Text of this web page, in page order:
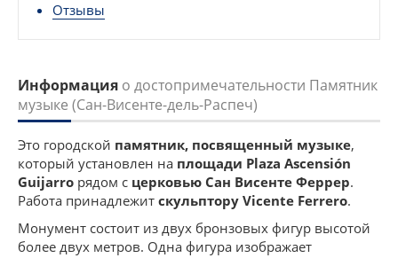
Отзывы
Информация о достопримечательности Памятник
музыке (Сан-Висенте-дель-Распеч)
Это городской памятник, посвященный музыке,
который установлен на площади Plaza Ascensión
Guijarro рядом с церковью Сан Висенте Феррер.
Работа принадлежит скульптору Vicente Ferrero.
Монумент состоит из двух бронзовых фигур высотой
более двух метров. Одна фигура изображает